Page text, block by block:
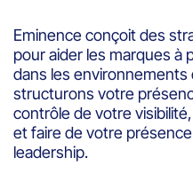
Eminence conçoit des
pour aider les marques à
dans les
structurons votre
contrôle de votre
et faire de votre
leadership.